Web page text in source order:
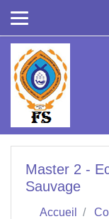
Master 2 -
Sauvage
Accueil